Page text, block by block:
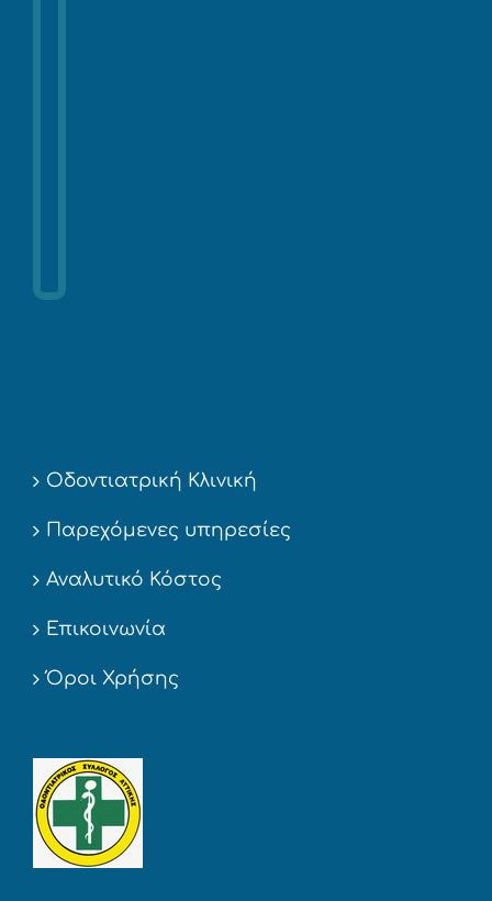
Οδοντιατρική Κλινική
Παρεχόμενες υπηρεσίες
Αναλυτικό Κόστος
Επικοινωνία
Όροι Χρήσης